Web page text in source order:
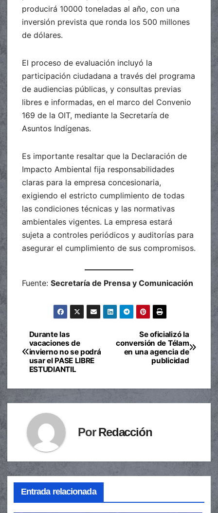
producirá 10000 toneladas al año, con una
inversión prevista que ronda los 500 millones
de dólares.
El proceso de evaluación incluyó la
participación ciudadana a través del programa
de audiencias públicas, y consultas previas
libres e informadas, en el marco del Convenio
169 de la OIT, mediante la Secretaría de
Asuntos Indígenas.
Es importante resaltar que la Declaración de
Impacto Ambiental fija responsabilidades
claras para la empresa concesionaria,
exigiendo el estricto cumplimiento de todas
las condiciones técnicas y las normativas
ambientales vigentes. La empresa estará
sujeta a controles periódicos y auditorías para
asegurar el cumplimiento de sus compromisos.
Fuente: Secretaría de Prensa y Comunicación
Navegación
de
Se oficializó la
conversión de Télam
en una agencia de
publicidad
Durante las
vacaciones de
invierno no se podrá
usar el PASE LIBRE
ESTUDIANTIL
PorRedacción
Entrada relacionada